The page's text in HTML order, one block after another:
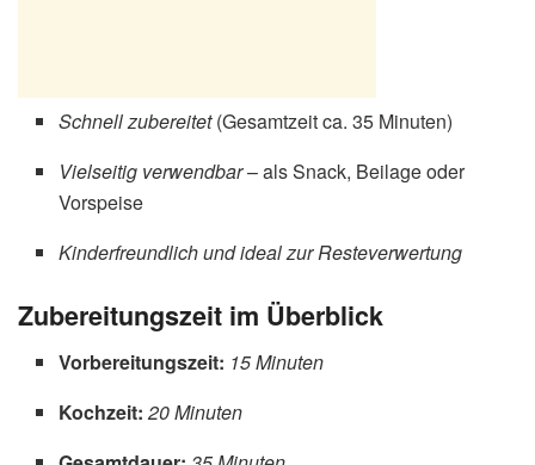
Schnell zubereitet(Gesamtzeit ca. 35 Minuten)
Vielseitig verwendbar– als Snack, Beilage oder
Vorspeise
Kinderfreundlich und ideal zur Resteverwertung
Zubereitungszeit im Überblick
Vorbereitungszeit: 15 Minuten
Kochzeit: 20 Minuten